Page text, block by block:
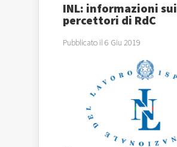
INL: informazioni sui
percettori di RdC
Pubblicato il 6 Giu 2019